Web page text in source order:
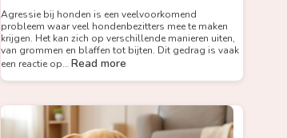
Agressie bij honden is een veelvoorkomend
probleem waar veel hondenbezitters mee te maken
krijgen. Het kan zich op verschillende manieren uiten,
van grommen en blaffen tot bijten. Dit gedrag is vaak
een reactie op…Read more